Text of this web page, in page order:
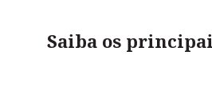
Saiba os